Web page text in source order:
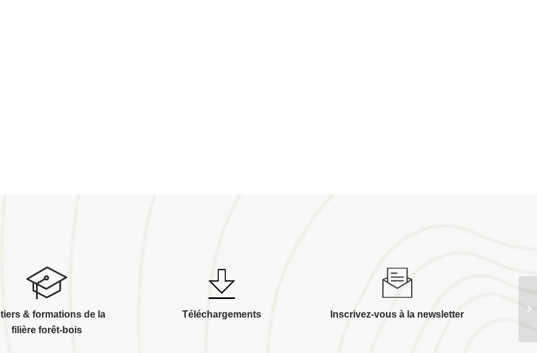
& formations de la
filière forêt-bois
Téléchargements Inscrivez-vous à la newsletter